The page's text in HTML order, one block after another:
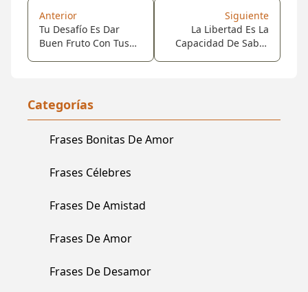
Categorías
Frases Bonitas De Amor
Frases Célebres
Frases De Amistad
Frases De Amor
Frases De Desamor
Anterior
Tu Desafío Es Dar
Buen Fruto Con Tus
Siguiente
La Libertad Es La
Capacidad De Saber